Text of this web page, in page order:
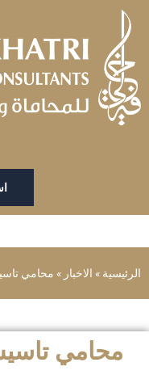
تخطي
المحتوى
الرئيسية » الاخبار » محامي
محامي